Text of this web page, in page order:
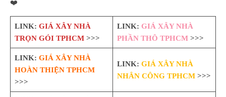
LINK: GIÁ XÂY NHÀ
TRỌN GÓI TPHCM>>>
LINK: GIÁ XÂY NHÀ
PHẦN THÔ TPHCM>>>
LINK: GIÁ XÂY NHÀ
HOÀN THIỆN TPHCM
>>>
LINK: GIÁ XÂY NHÀ
NHÂN CÔNG TPHCM>>>